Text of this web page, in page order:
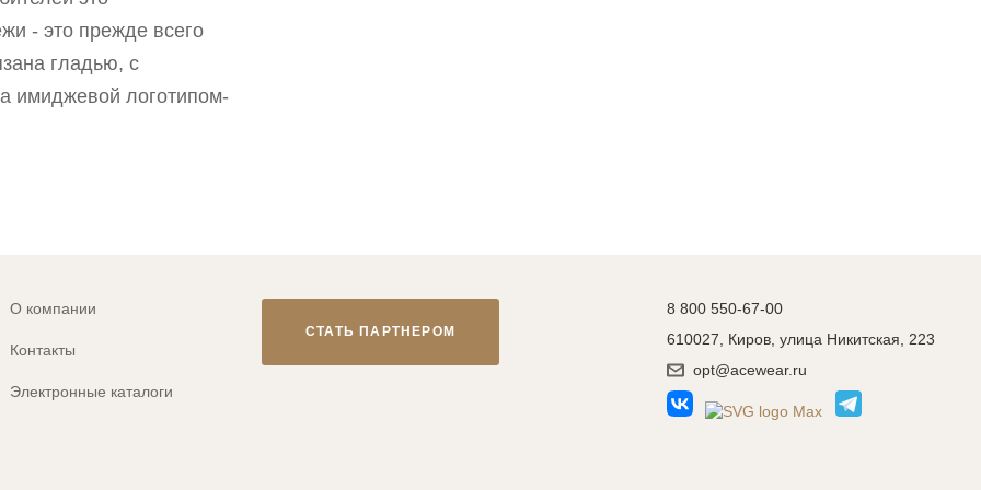
- это прежде всего
гладью, с
имиджевой логотипом-
О компании
Контакты
Электронные каталоги
СТАТЬ ПАРТНЕРОМ
8 800 550-67-00
610027, Киров, улица Никитская, 223
opt@acewear.ru